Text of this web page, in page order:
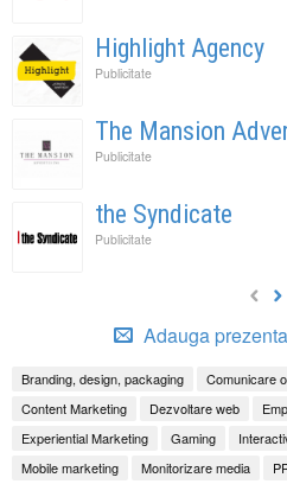
Highlight Agency
Publicitate
The Mansion
Publicitate
the Syndicate
Publicitate
Adauga
Branding, design, packaging Comunicare
Content Marketing
Dezvoltare web
Experiential Marketing
Gaming
Mobile marketing
Monitorizare media